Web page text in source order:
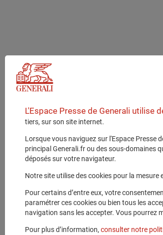
L'Espace Presse de Generali utilise
tiers, sur son site internet.
Lorsque vous naviguez sur l'Espace Presse
principal Generali.fr ou des sous-domaines
déposés sur votre navigateur.
Notre site utilise des cookies pour la mesure
Pour certains d’entre eux, votre
paramétrer ces cookies ou bien tous les
navigation sans les accepter. Vous pourrez
Pour plus d’information, consulter notre